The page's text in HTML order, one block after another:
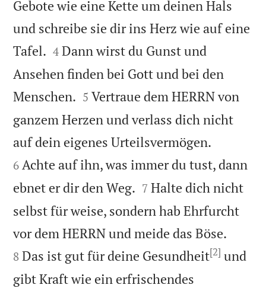
Gebote wie eine Kette um deinen Hals
und schreibe sie dir ins Herz wie auf eine
Tafel. 

4 Dann wirst du Gunst und
Ansehen finden bei Gott und bei den
Menschen. 

5 Vertraue dem HERRN von
ganzem Herzen und verlass dich nicht
auf dein eigenes Urteilsvermögen.
6 Achte auf ihn, was immer du tust, dann
ebnet er dir den Weg. 

7 Halte dich nicht
selbst für weise, sondern hab Ehrfurcht
vor dem HERRN und meide das Böse.
8 Das ist gut für deine Gesundheit[2] und
gibt Kraft wie ein erfrischendes